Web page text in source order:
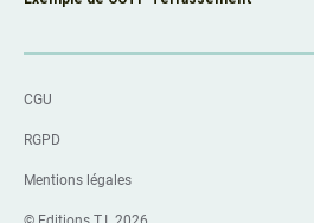
CGU
RGPD
Mentions légales